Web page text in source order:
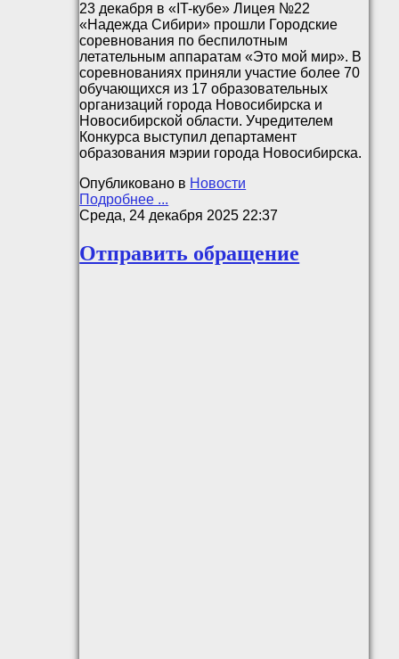
23 декабря в «IT-кубе» Лицея №22
«Надежда Сибири» прошли Городские
соревнования по беспилотным
летательным аппаратам «Это мой мир». В
соревнованиях приняли участие более 70
обучающихся из 17 образовательных
организаций города Новосибирска и
Новосибирской области. Учредителем
Конкурса выступил департамент
образования мэрии города Новосибирска.
Опубликовано в Новости
Подробнее ...
Среда, 24 декабря 2025 22:37
Отправить обращение